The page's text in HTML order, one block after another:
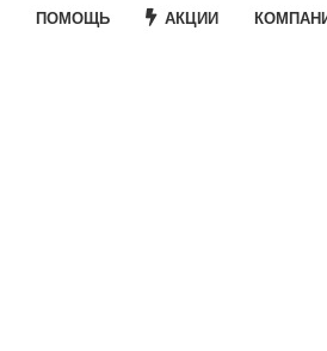
ПОМОЩЬ АКЦИИ